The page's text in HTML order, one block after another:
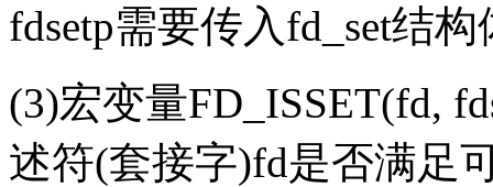
fdsetp需要传入fd_set结
(3)宏变量FD_ISSET(fd,
述符(套接字)fd是否满足